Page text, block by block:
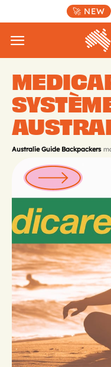
🚀 NEW
Australie Guide Backpackers